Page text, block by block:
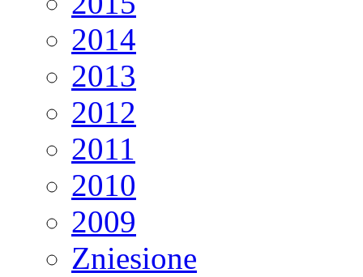
2014
2013
2012
2011
2010
2009
Zniesione